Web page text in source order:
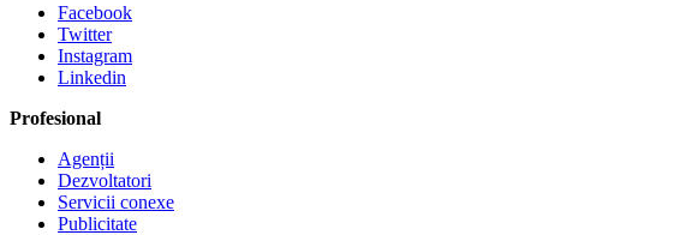
Facebook
Twitter
Instagram
Linkedin
Profesional
Agenții
Dezvoltatori
Servicii conexe
Publicitate